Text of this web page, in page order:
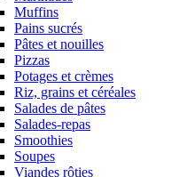
Muffins
Pains sucrés
Pâtes et nouilles
Pizzas
Potages et crèmes
Riz, grains et céréales
Salades de pâtes
Salades-repas
Smoothies
Soupes
Viandes rôties